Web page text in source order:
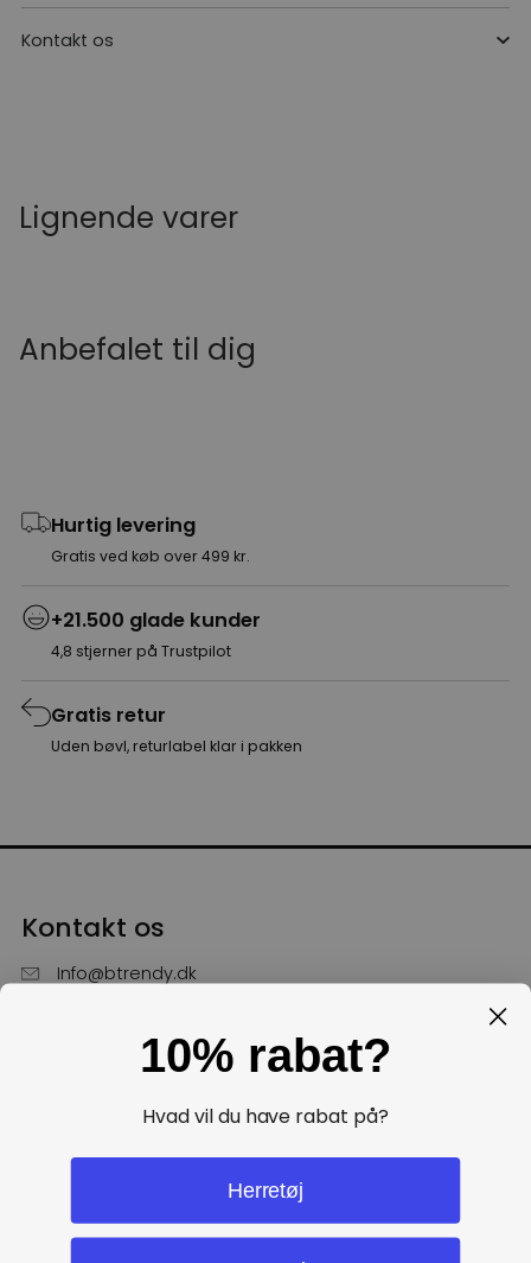
Kontakt os
Lignende varer
Anbefalet til dig
Hurtig levering
Gratis ved køb over 499 kr.
+21.500 glade kunder
4,8 stjerner på Trustpilot
Gratis retur
Uden bøvl, returlabel klar i pakken
Kontakt os
Info@btrendy.dk
Hverdage fra kl. 10 - 16
10% rabat?
Hvad vil du have rabat på?
Herretøj